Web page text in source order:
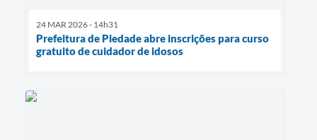
24 MAR 2026 - 14h31
Prefeitura de Piedade abre inscrições para curso
gratuito de cuidador de idosos